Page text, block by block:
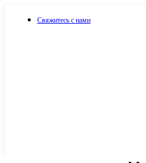
Свяжитесь с нами